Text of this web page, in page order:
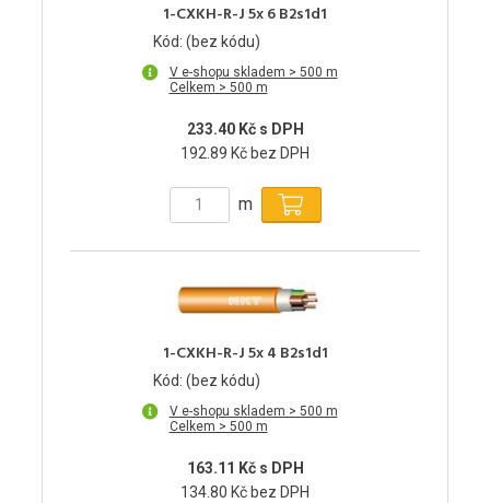
1-CXKH-R-J 5x 6 B2s1d1
Kód: (bez kódu)
V e-shopu skladem > 500 m
Celkem > 500 m
233.40 Kč s DPH
192.89 Kč bez DPH
m
1-CXKH-R-J 5x 4 B2s1d1
Kód: (bez kódu)
V e-shopu skladem > 500 m
Celkem > 500 m
163.11 Kč s DPH
134.80 Kč bez DPH